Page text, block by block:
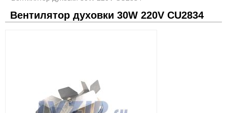
Вентилятор духовки 30W 220V CU2834